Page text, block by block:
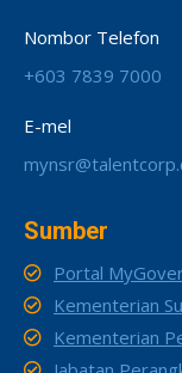
Nombor Telefon
+603 7839 7000
E-mel
Sumber
Portal
Kementerian
Kementerian